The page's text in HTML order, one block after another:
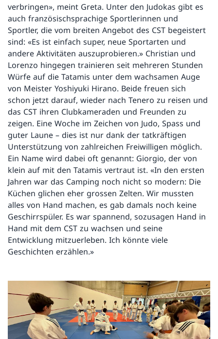
verbringen», meint Greta. Unter den Judokas gibt es
auch französischsprachige Sportlerinnen und
Sportler, die vom breiten Angebot des CST begeistert
sind: «Es ist einfach super, neue Sportarten und
andere Aktivitäten auszuprobieren.» Christian und
Lorenzo hingegen trainieren seit mehreren Stunden
Würfe auf die Tatamis unter dem wachsamen Auge
von Meister Yoshiyuki Hirano. Beide freuen sich
schon jetzt darauf, wieder nach Tenero zu reisen und
das CST ihren Clubkameraden und Freunden zu
zeigen. Eine Woche im Zeichen von Judo, Spass und
guter Laune – dies ist nur dank der tatkräftigen
Unterstützung von zahlreichen Freiwilligen möglich.
Ein Name wird dabei oft genannt: Giorgio, der von
klein auf mit den Tatamis vertraut ist. «In den ersten
Jahren war das Camping noch nicht so modern: Die
Küchen glichen eher grossen Zelten. Wir mussten
alles von Hand machen, es gab damals noch keine
Geschirrspüler. Es war spannend, sozusagen Hand in
Hand mit dem CST zu wachsen und seine
Entwicklung mitzuerleben. Ich könnte viele
Geschichten erzählen.»